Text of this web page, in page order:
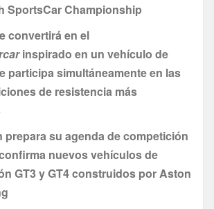
SportsCar Championship
convertirá en el
inspirado en un vehículo de
participa simultáneamente en las
de resistencia más
prepara su agenda de competición
nuevos vehículos de
GT3 y GT4 construidos por Aston